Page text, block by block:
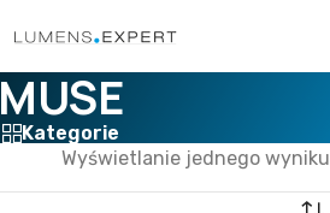
MUSE
Kategorie
Wyświetlanie jednego wyniku